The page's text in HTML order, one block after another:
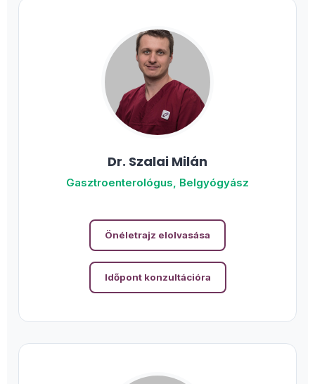
Dr. Szalai Milán
Gasztroenterológus, Belgyógyász
Önéletrajz elolvasása
Időpont konzultációra